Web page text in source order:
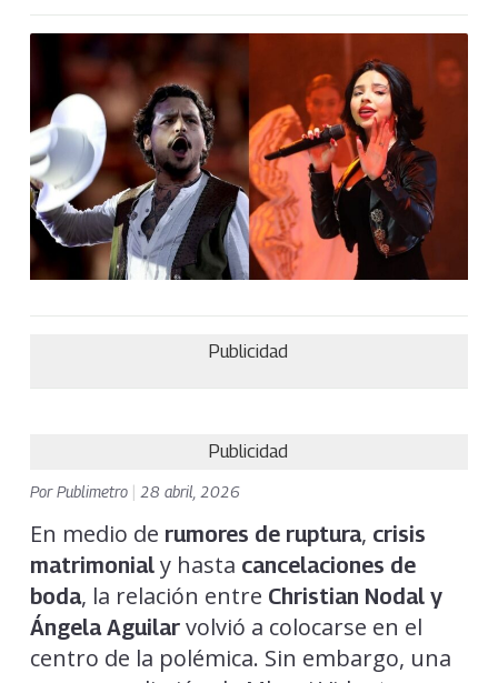
Publicidad
Publicidad
PorPublimetro 28 abril, 2026
En medio de rumores de ruptura, crisis
matrimonialy hasta cancelaciones de
boda, la relación entre Christian Nodal y
Ángela Aguilarvolvió a colocarse en el
centro de la polémica. Sin embargo, una